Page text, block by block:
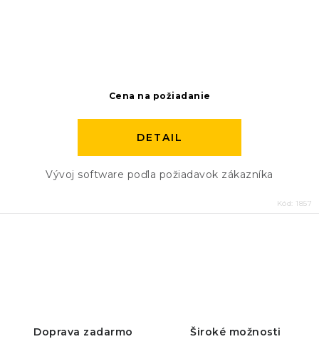
Cena na požiadanie
DETAIL
Vývoj software poďla požiadavok zákazníka
Kód: 1857
Doprava zadarmo Široké možnosti